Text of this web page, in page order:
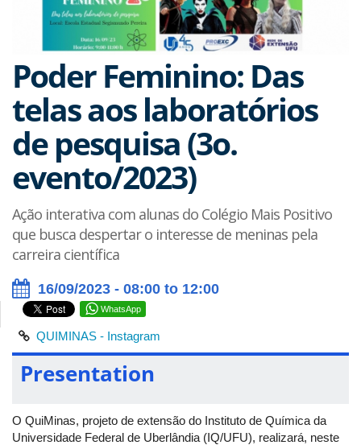
Poder Feminino: Das
telas aos laboratórios
de pesquisa (3o.
evento/2023)
Ação interativa com alunas do Colégio Mais Positivo
que busca despertar o interesse de meninas pela
carreira científica
16/09/2023 - 08:00 to 12:00
WhatsApp
QUIMINAS - Instagram
Presentation
O QuiMinas, projeto de extensão do Instituto de Química da
Universidade Federal de Uberlândia (IQ/UFU), realizará, neste